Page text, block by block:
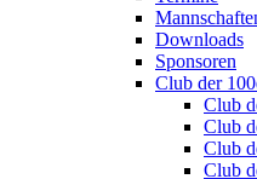
Downloads
Sponsoren
Club der
Club
Club
Club
Club